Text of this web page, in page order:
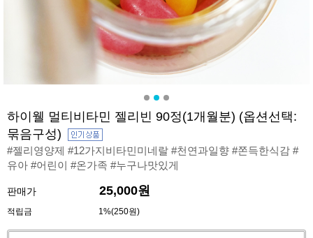
하이웰 멀티비타민 젤리빈 90정(1개월분) (옵션선택:
묶음구성)
#젤리영양제 #12가지비타민미네랄 #천연과일향 #쫀득한식감 #
유아 #어린이 #온가족 #누구나맛있게
판매가 25,000원
적립금 1%(250원)